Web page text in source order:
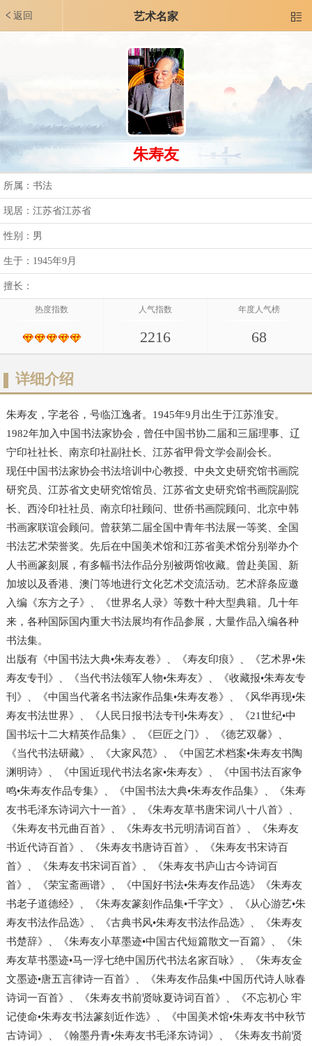
返回 艺术名家 
朱寿友
所属：书法
现居：江苏省江苏省
性别：男
生于：1945年9月
擅长：
热度指数 人气指数
2216
年度人气榜
68
详细介绍
朱寿友，字老谷，号临江逸者。1945年9月出生于江苏淮安。
1982年加入中国书法家协会，曾任中国书协二届和三届理事、辽
宁印社社长、南京印社副社长、江苏省甲骨文学会副会长。
现任中国书法家协会书法培训中心教授、中央文史研究馆书画院
研究员、江苏省文史研究馆馆员、江苏省文史研究馆书画院副院
长、西泠印社社员、南京印社顾问、世侨书画院顾问、北京中韩
书画家联谊会顾问。曾获第二届全国中青年书法展一等奖、全国
书法艺术荣誉奖。先后在中国美术馆和江苏省美术馆分别举办个
人书画篆刻展，有多幅书法作品分别被两馆收藏。曾赴美国、新
加坡以及香港、澳门等地进行文化艺术交流活动。艺术辞条应邀
入编《东方之子》、《世界名人录》等数十种大型典籍。几十年
来，各种国际国内重大书法展均有作品参展，大量作品入编各种
书法集。
出版有《中国书法大典•朱寿友卷》、《寿友印痕》、《艺术界•朱
寿友专刊》、《当代书法领军人物•朱寿友》、《收藏报•朱寿友专
刊》、《中国当代著名书法家作品集•朱寿友卷》、《风华再现•朱
寿友书法世界》、《人民日报书法专刊•朱寿友》、《21世纪•中
国书坛十二大精英作品集》、《巨匠之门》、《德艺双馨》、
《当代书法研藏》、《大家风范》、《中国艺术档案•朱寿友书陶
渊明诗》、《中国近现代书法名家•朱寿友》、《中国书法百家争
鸣•朱寿友作品专集》、《中国书法大典•朱寿友作品集》、《朱寿
友书毛泽东诗词六十一首》、《朱寿友草书唐宋词八十八首》、
《朱寿友书元曲百首》、《朱寿友书元明清词百首》、《朱寿友
书近代诗百首》、《朱寿友书唐诗百首》、《朱寿友书宋诗百
首》、《朱寿友书宋词百首》、《朱寿友书庐山古今诗词百
首》、《荣宝斋画谱》、《中国好书法•朱寿友作品选》《朱寿友
书老子道德经》、《朱寿友篆刻作品集•千字文》、《从心游艺•朱
寿友书法作品选》、《古典书风•朱寿友书法作品选》、《朱寿友
书楚辞》、《朱寿友小草墨迹•中国古代短篇散文一百篇》、《朱
寿友草书墨迹•马一浮七绝中国历代书法名家百咏》、《朱寿友金
文墨迹•唐五言律诗一百首》、《朱寿友作品集•中国历代诗人咏春
诗词一百首》、《朱寿友书前贤咏夏诗词百首》、《不忘初心 牢
记使命•朱寿友书法篆刻近作选》、《中国美术馆•朱寿友书中秋节
古诗词》、《翰墨丹青•朱寿友书毛泽东诗词》、《朱寿友书前贤